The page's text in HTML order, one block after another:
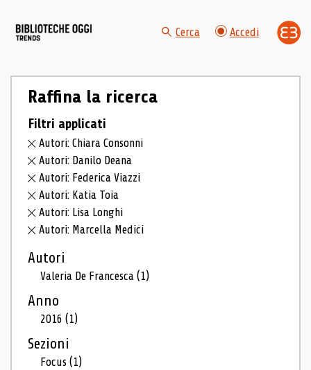
Cerca Accedi
Raffina la ricerca
Filtri applicati
Autori: Chiara Consonni
Autori: Danilo Deana
Autori: Federica Viazzi
Autori: Katia Toia
Autori: Lisa Longhi
Autori: Marcella Medici
Autori
Valeria De Francesca(1)
Anno
2016(1)
Sezioni
Focus(1)